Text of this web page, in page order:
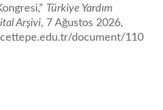
Türkiye Yardım
Arşivi, 7 Ağustos 2026,
document/110